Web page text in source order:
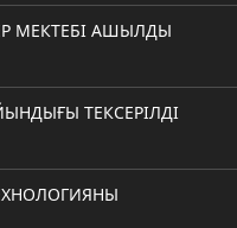
МЕКТЕБІ АШЫЛДЫ
ТЕКСЕРІЛДІ